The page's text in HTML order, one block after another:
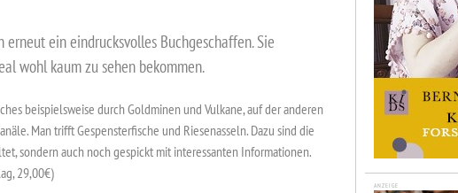
erneut ein eindrucksvolles Buchgeschaffen. Sie
wohl kaum zu sehen bekommen.
beispielsweise durch Goldminen und Vulkane, auf der anderen
Man trifft Gespensterfische und Riesenasseln. Dazu sind die
sondern auch noch gespickt mit interessanten Informationen.
29,00€)
ANZEIGE